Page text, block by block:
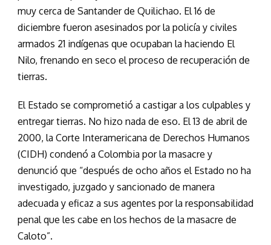
muy cerca de Santander de Quilichao. El 16 de
diciembre fueron asesinados por la policía y civiles
armados 21 indígenas que ocupaban la haciendo El
Nilo, frenando en seco el proceso de recuperación de
tierras.
El Estado se comprometió a castigar a los culpables y
entregar tierras. No hizo nada de eso. El 13 de abril de
2000, la Corte Interamericana de Derechos Humanos
(CIDH) condenó a Colombia por la masacre y
denunció que “después de ocho años el Estado no ha
investigado, juzgado y sancionado de manera
adecuada y eficaz a sus agentes por la responsabilidad
penal que les cabe en los hechos de la masacre de
Caloto”.